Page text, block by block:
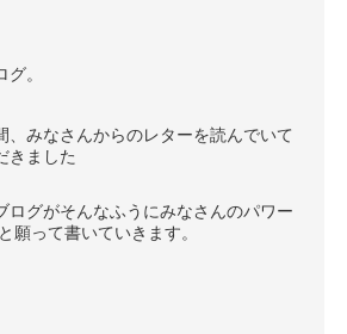
。
、みなさんからのレターを読んでいて
きました
ログがそんなふうにみなさんのパワー
願って書いていきます。